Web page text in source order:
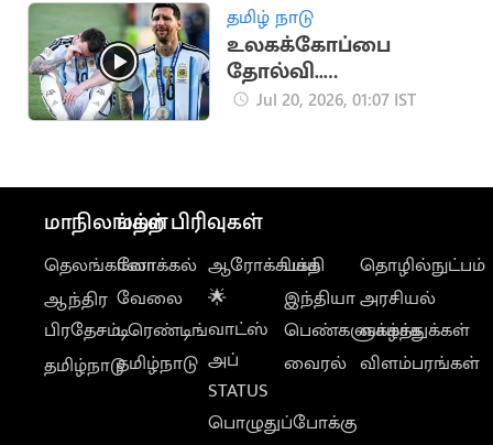
தமிழ் நாடு
உலகக்கோப்பை
தோல்வி..
மைதானத்தில்
Jul 20, 2026, 01:07 IST
மாநிலங்கள்
தெலங்கானா
ஆந்திர
பிரதேசம்
தமிழ்நாடு
மற்ற பிரிவுகள்
லோக்கல்
வேலை
டிரெண்டிங்
தமிழ்நாடு
ஆரோக்கியம்
🌟
வாட்ஸ்
அப்
STATUS
பொழுதுப்போக்கு
பக்தி
இந்தியா
பெண்களுக்காக
வைரல்
தொழில்நுட்பம்
அரசியல்
வாழ்த்துக்கள்
விளம்பரங்கள்